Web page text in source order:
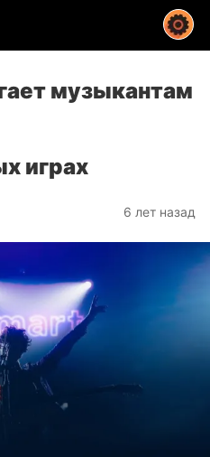
музыкантам
играх
6 лет назад